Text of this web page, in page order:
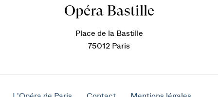
Opéra Bastille
Place de la Bastille
75012 Paris